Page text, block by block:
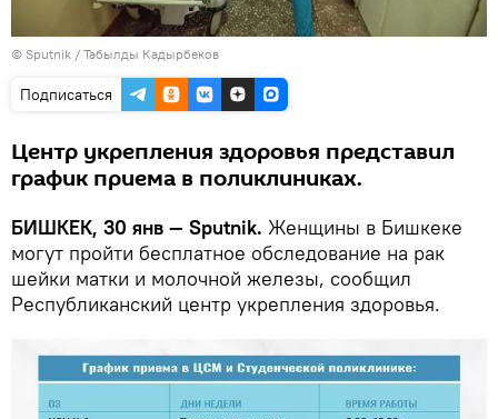
© Sputnik / Табылды Кадырбеков
Подписаться
Центр укрепления здоровья представил
график приема в поликлиниках.
БИШКЕК, 30 янв — Sputnik. Женщины в Бишкеке
могут пройти бесплатное обследование на рак
шейки матки и молочной железы, сообщил
Республиканский центр укрепления здоровья.